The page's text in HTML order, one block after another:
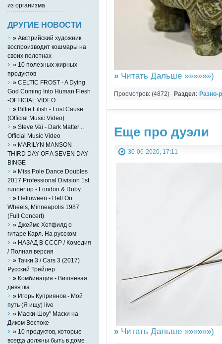
» Читать Дальше »»»»»»)
Просмотров: (4872) Раздел: Разно-
Eще про дуэли
30-06-2020, 17:11
» Читать Дальше »»»»»»)
из организма
ДРУГИЕ НОВОСТИ
» Австрийский художник
воспроизводит кошмары на
своих полотнах
» 10 полезных жирных
продуктов
» CELTIC FROST - A Dying
God Coming Into Human Flesh
-OFFICIAL VIDEO
» Billie Eilish - Lost Cause
(Official Music Video)
» Steve Vai - Dark Matter ..
Official Music Video
» MARILYN MANSON -
THIRD DAY OF A SEVEN DAY
BINGE
» Miss Pole Dance Doubles
2017 Professional Division 1st
runner up - London & Ruby
» Helloween - Hell On
Wheels, Minneapolis 1987
(Full Concert)
» Джеймс Хетфилд о
гитаре Карл. На русском
» НАЗАД В СССР / Комедия
/ Полная версия
» Тачки 3 / Cars 3 (2017)
Русский Трейлер
» Комбинация - Вишневая
девятка
» Игорь Куприянов - Мой
путь (Я ищу) live
» Маски-Шоу" Маски на
Диком Востоке
» 10 продуктов, которые
всегда должны быть в доме